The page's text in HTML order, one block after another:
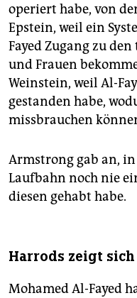
operiert habe, von
Epstein, weil ein
Fayed Zugang zu
und Frauen
Weinstein, weil Al-
gestanden habe,
missbrauchen
Armstrong gab an,
Laufbahn noch nie
diesen gehabt habe.
Harrods zeigt sich
Mohamed Al-Fayed